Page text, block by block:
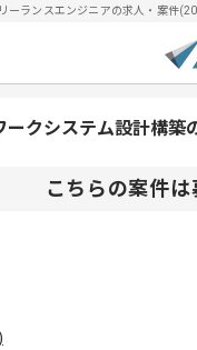
ーランスエンジニアの求人・案件
ークシステム設計構
こちらの案件